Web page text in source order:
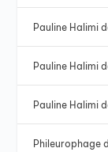
Pauline Halimi
Pauline Halimi
Pauline Halimi
Phileurophage